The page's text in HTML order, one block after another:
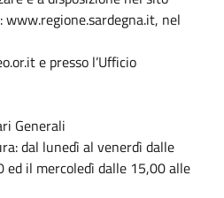
www.regione.sardegna.it, nel
e presso l’Ufficio
Generali
dal lunedì al venerdì dalle
il mercoledì dalle 15,00 alle